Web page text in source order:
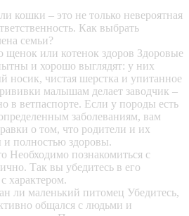
кошки – это не только невероятная
Как выбрать
семьи?
щенок или котенок здоров Здоровые
и хорошо выглядят: у них
носик, чистая шерстка и упитанное
малышам делает заводчик –
в ветпаспорте. Если у породы есть
заболеваниям, вам
о том, что родители и их
и полностью здоровы.
Необходимо познакомиться с
Так вы убедитесь в его
характером.
ли маленький питомец Убедитесь,
общался с людьми и